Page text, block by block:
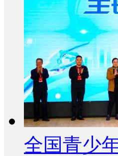
全国青少